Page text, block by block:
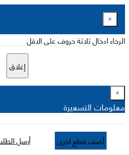
×
الرجاء ادخال ثلاثة حروف على الاقل
إغلاق
×
معلومات التسعيرة
أضف قطع اخرى أرسل